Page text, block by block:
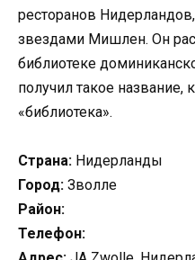
ресторанов
звездами Мишлен. Он
библиотеке
получил такое
«библиотека».
Страна: Нидерланды
Город: Зволле
Район:
Телефон: